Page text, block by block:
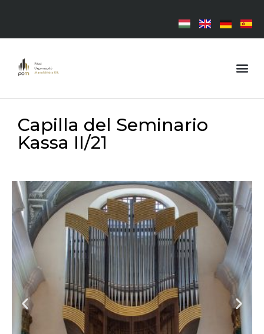
Capilla del Seminario
Kassa II/21